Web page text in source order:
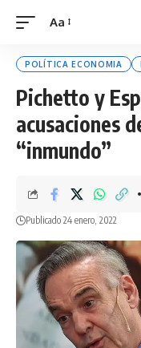
Font
Aa
POLÍTICA ECONOMIA
Pichetto y
acusaciones
“inmundo”
Publicado 24 enero, 2022